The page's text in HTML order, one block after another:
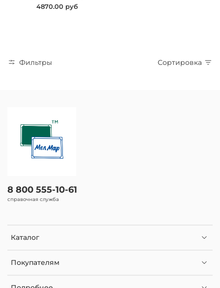
4870.00 руб
Фильтры Сортировка
Каталог
Покупателям
8 800 555-10-61
справочная служба